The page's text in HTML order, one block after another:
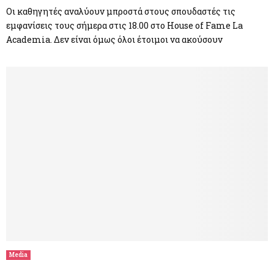
Οι καθηγητές αναλύουν μπροστά στους σπουδαστές τις
εμφανίσεις τους σήμερα στις 18.00 στο House of Fame La
Academia. Δεν είναι όμως όλοι έτοιμοι να ακούσουν
Media